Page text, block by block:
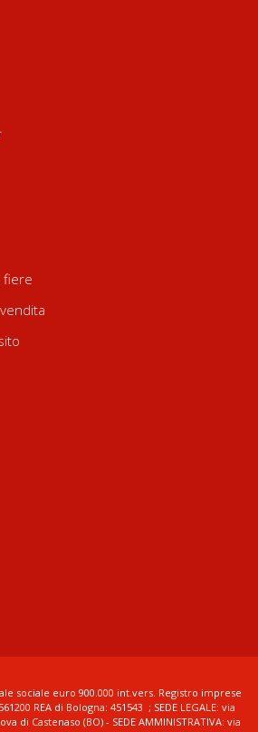
fiere
sociale euro 900.000 int.vers. Registro imprese
REA di Bologna: 451543 ; SEDE LEGALE: via
di Castenaso (BO) - SEDE AMMINISTRATIVA: via